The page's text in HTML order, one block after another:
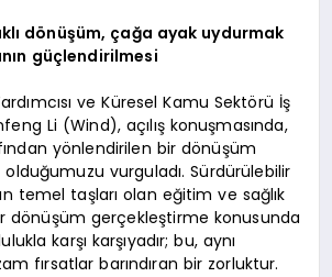
dönüşüm, çağa ayak uydurmak
güçlendirilmesi
ve Küresel Kamu Sektörü İş
Li (Wind), açılış konuşmasında,
yönlendirilen bir dönüşüm
olduğumuzu vurguladı. Sürdürülebilir
temel taşları olan eğitim ve sağlık
dönüşüm gerçekleştirme konusunda
karşı karşıyadır; bu, aynı
fırsatlar barındıran bir zorluktur.